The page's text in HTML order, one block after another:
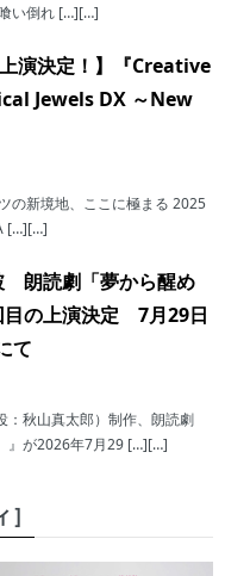
い倒れ […][…]
上演決定！】『Creative
Jewels DX ～New
の新境地、ここに極まる 2025
[…][…]
朗読劇「夢から醒め
目の上演決定 7月29日
て
：秋山真太郎）制作、朗読劇
』が2026年7月29 […][…]